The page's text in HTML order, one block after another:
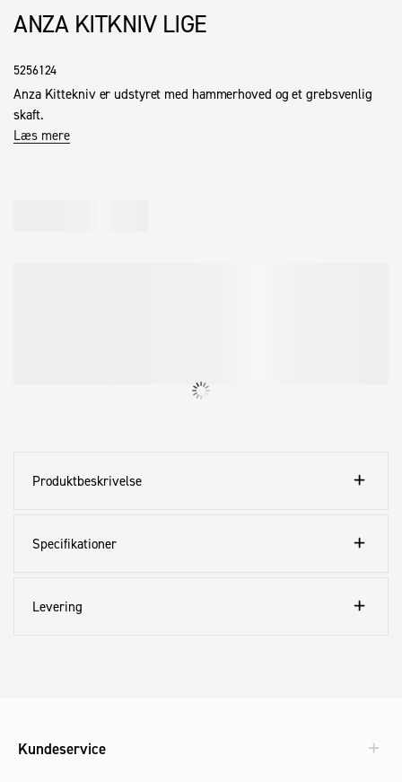
ANZA KITKNIV LIGE
5256124
Anza Kittekniv er udstyret med hammerhoved og et grebsvenlig
skaft.
Læs mere
Produktbeskrivelse
Specifikationer
Levering
Kundeservice